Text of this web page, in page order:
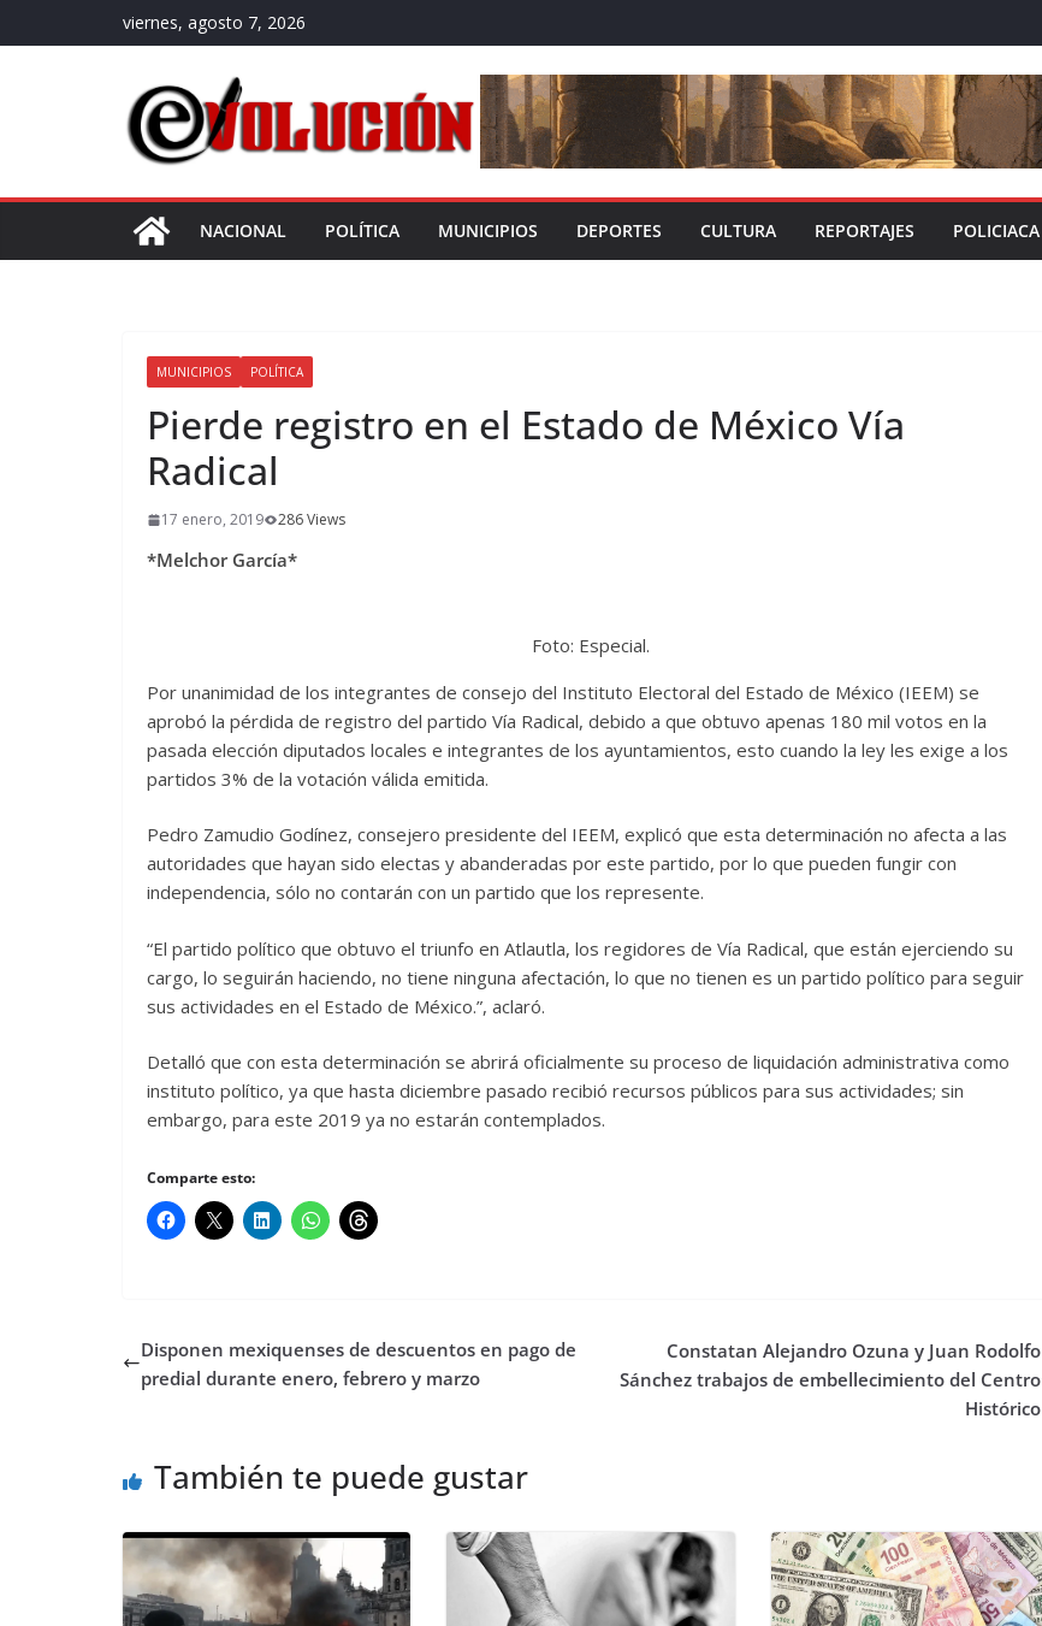
al
viernes, agosto 7, 2026
NACIONAL POLÍTICA MUNICIPIOS DEPORTES CULTURA REPORTAJES POLICIACA
MUNICIPIOS POLÍTICA
Pierde registro en el Estado de México Vía
Radical
17 enero, 2019 286 Views
*Melchor García*
Foto: Especial.
Por unanimidad de los integrantes de consejo del Instituto Electoral del Estado de México (IEEM) se
aprobó la pérdida de registro del partido Vía Radical, debido a que obtuvo apenas 180 mil votos en la
pasada elección diputados locales e integrantes de los ayuntamientos, esto cuando la ley les exige a los
partidos 3% de la votación válida emitida.
Pedro Zamudio Godínez, consejero presidente del IEEM, explicó que esta determinación no afecta a las
autoridades que hayan sido electas y abanderadas por este partido, por lo que pueden fungir con
independencia, sólo no contarán con un partido que los represente.
“El partido político que obtuvo el triunfo en Atlautla, los regidores de Vía Radical, que están ejerciendo su
cargo, lo seguirán haciendo, no tiene ninguna afectación, lo que no tienen es un partido político para seguir
sus actividades en el Estado de México.”, aclaró.
Detalló que con esta determinación se abrirá oficialmente su proceso de liquidación administrativa como
instituto político, ya que hasta diciembre pasado recibió recursos públicos para sus actividades; sin
embargo, para este 2019 ya no estarán contemplados.
Comparte esto:
Disponen mexiquenses de descuentos en pago de
predial durante enero, febrero y marzo
Constatan Alejandro Ozuna y Juan Rodolfo
Sánchez trabajos de embellecimiento del Centro
Histórico
También te puede gustar